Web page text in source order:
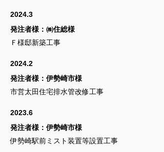
2024.3
発注者様：㈱住総様
Ｆ様邸新築工事
2024.2
発注者様：伊勢崎市様
市営太田住宅排水管改修工事
2023.6
発注者様：伊勢崎市様
伊勢崎駅前ミスト装置等設置工事